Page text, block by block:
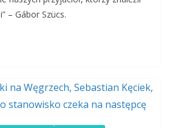
– Gábor Szücs.